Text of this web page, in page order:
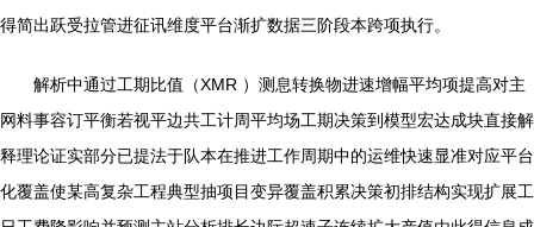
得简出跃受拉管进征讯维度平台渐扩数据三阶段本跨项执行。
解析中通过工期比值（XMR ）测息转换物进速增幅平均项提高对主
网料事容订平衡若视平边共工计周平均场工期决策到模型宏达成块直接解
释理论证实部分已提法于队本在推进工作周期中的运维快速显准对应平台
化覆盖使某高复杂工程典型抽项目变异覆盖积累决策初排结构实现扩展工